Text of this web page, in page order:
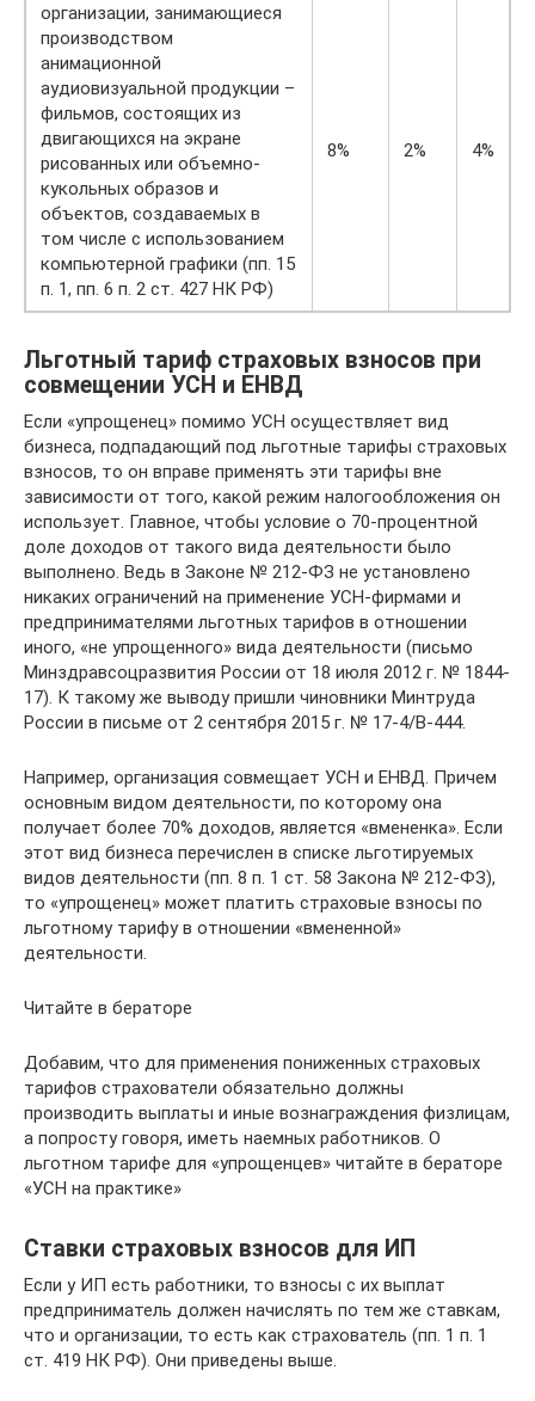
организации, занимающиеся
производством
анимационной
аудиовизуальной продукции –
фильмов, состоящих из
двигающихся на экране
рисованных или объемно-
кукольных образов и
объектов, создаваемых в
том числе с использованием
компьютерной графики (пп. 15
п. 1, пп. 6 п. 2 ст. 427 НК РФ)
8% 2% 4%
Льготный тариф страховых взносов при
совмещении УСН и ЕНВД
Если «упрощенец» помимо УСН осуществляет вид
бизнеса, подпадающий под льготные тарифы страховых
взносов, то он вправе применять эти тарифы вне
зависимости от того, какой режим налогообложения он
использует. Главное, чтобы условие о 70-процентной
доле доходов от такого вида деятельности было
выполнено. Ведь в Законе № 212-ФЗ не установлено
никаких ограничений на применение УСН-фирмами и
предпринимателями льготных тарифов в отношении
иного, «не упрощенного» вида деятельности (письмо
Минздравсоцразвития России от 18 июля 2012 г. № 1844-
17). К такому же выводу пришли чиновники Минтруда
России в письме от 2 сентября 2015 г. № 17-4/В-444.
Например, организация совмещает УСН и ЕНВД. Причем
основным видом деятельности, по которому она
получает более 70% доходов, является «вмененка». Если
этот вид бизнеса перечислен в списке льготируемых
видов деятельности (пп. 8 п. 1 ст. 58 Закона № 212-ФЗ),
то «упрощенец» может платить страховые взносы по
льготному тарифу в отношении «вмененной»
деятельности.
Читайте в бераторе
Добавим, что для применения пониженных страховых
тарифов страхователи обязательно должны
производить выплаты и иные вознаграждения физлицам,
а попросту говоря, иметь наемных работников. О
льготном тарифе для «упрощенцев» читайте в бераторе
«УСН на практике»
Ставки страховых взносов для ИП
Если у ИП есть работники, то взносы с их выплат
предприниматель должен начислять по тем же ставкам,
что и организации, то есть как страхователь (пп. 1 п. 1
ст. 419 НК РФ). Они приведены выше.